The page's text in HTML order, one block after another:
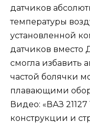
датчиков
температуры
установленной
датчиков
смогла избавить
частой болячки
плавающими
Видео: « ВАЗ 21127
конструкции и